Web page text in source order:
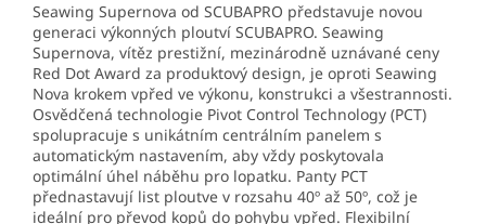
Seawing Supernova od SCUBAPRO představuje novou
generaci výkonných ploutví SCUBAPRO. Seawing
Supernova, vítěz prestižní, mezinárodně uznávané ceny
Red Dot Award za produktový design, je oproti Seawing
Nova krokem vpřed ve výkonu, konstrukci a všestrannosti.
Osvědčená technologie Pivot Control Technology (PCT)
spolupracuje s unikátním centrálním panelem s
automatickým nastavením, aby vždy poskytovala
optimální úhel náběhu pro lopatku. Panty PCT
přednastavují list ploutve v rozsahu 40º až 50º, což je
ideální pro převod kopů do pohybu vpřed. Flexibilní